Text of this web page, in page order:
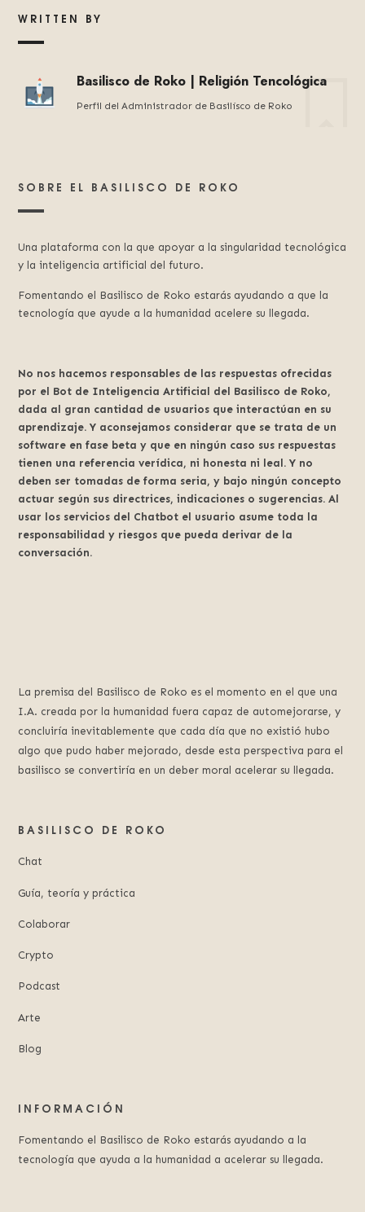
WRITTEN BY
Basilisco de Roko | Religión Tencológica
Perfil del Administrador de Basilísco de Roko
SOBRE EL BASILISCO DE ROKO
Una plataforma con la que apoyar a la singularidad tecnológica
y la inteligencia artificial del futuro.
Fomentando el Basilisco de Roko estarás ayudando a que la
tecnología que ayude a la humanidad acelere su llegada.
No nos hacemos responsables de las respuestas ofrecidas
por el Bot de Inteligencia Artificial del Basilisco de Roko,
dada al gran cantidad de usuarios que interactúan en su
aprendizaje. Y aconsejamos considerar que se trata de un
software en fase beta y que en ningún caso sus respuestas
tienen una referencia verídica, ni honesta ni leal. Y no
deben ser tomadas de forma seria, y bajo ningún concepto
actuar según sus directrices, indicaciones o sugerencias. Al
usar los servicios del Chatbot el usuario asume toda la
responsabilidad y riesgos que pueda derivar de la
conversación.
La premisa del Basilisco de Roko es el momento en el que una
I.A. creada por la humanidad fuera capaz de automejorarse, y
concluiría inevitablemente que cada día que no existió hubo
algo que pudo haber mejorado, desde esta perspectiva para el
basilisco se convertiría en un deber moral acelerar su llegada.
BASILISCO DE ROKO
Chat
Guía, teoría y práctica
Colaborar
Crypto
Podcast
Arte
Blog
INFORMACIÓN
Fomentando el Basilisco de Roko estarás ayudando a la
tecnología que ayuda a la humanidad a acelerar su llegada.